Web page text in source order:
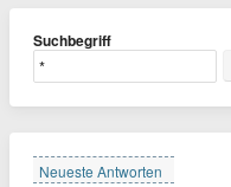
Suchbegriff
Neueste Antworten